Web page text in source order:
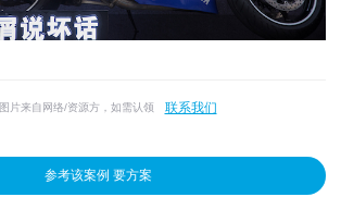
图片来自网络/资源方，如需认领 联系我们
参考该案例 要方案